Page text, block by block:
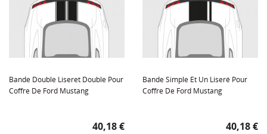
Bande Double Liseret Double Pour
Coffre De Ford Mustang
Prix
40,18 €
Bande Simple Et Un Liseré Pour
Coffre De Ford Mustang
Prix
40,18 €